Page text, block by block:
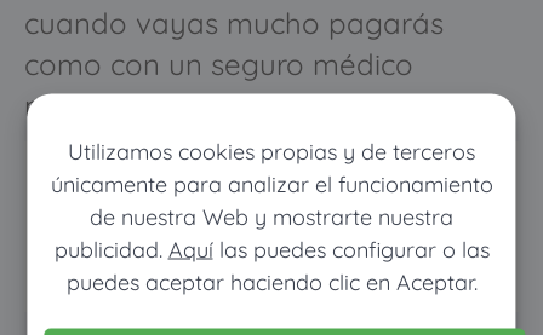
Utilizamos cookies propias y de terceros
únicamente para analizar el funcionamiento
de nuestra Web y mostrarte nuestra
publicidad. Aquílas puedes configurar o las
puedes aceptar haciendo clic en Aceptar.
cuando vayas mucho pagarás
como con un seguro médico
normal